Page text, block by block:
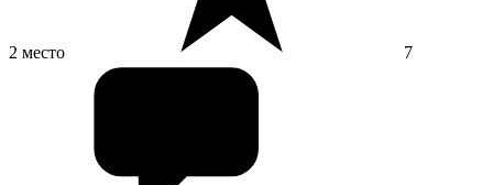
2 место 7